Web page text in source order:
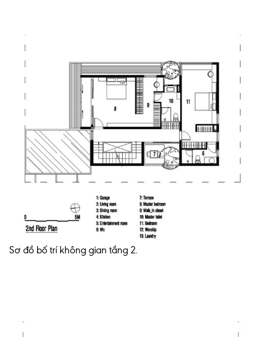
Sơ đồ bố trí không gian tầng 2.